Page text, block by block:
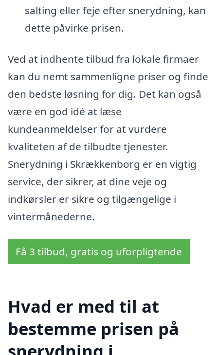
salting eller feje efter snerydning, kan
dette påvirke prisen.
Ved at indhente tilbud fra lokale firmaer
kan du nemt sammenligne priser og finde
den bedste løsning for dig. Det kan også
være en god idé at læse
kundeanmeldelser for at vurdere
kvaliteten af de tilbudte tjenester.
Snerydning i Skrækkenborg er en vigtig
service, der sikrer, at dine veje og
indkørsler er sikre og tilgængelige i
vintermånederne.
Få 3 tilbud, gratis og uforpligtende
Hvad er med til at
bestemme prisen på